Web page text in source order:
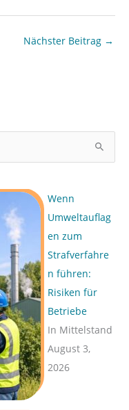
Wenn
Umweltauflag
en zum
Strafverfahre
n führen:
Risiken für
Betriebe
In Mittelstand
August 3,
2026
Nächster Beitrag →